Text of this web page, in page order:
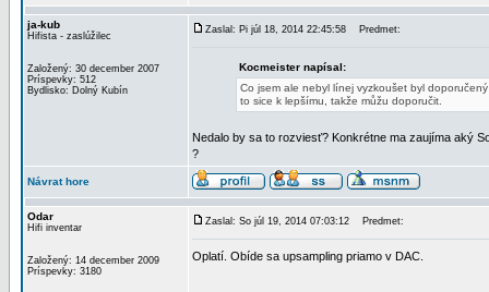
ja-kub
Hifista - zaslúžilec
Založený: 30 december 2007
Príspevky: 512
Bydlisko: Dolný Kubín
Zaslal: Pi júl 18, 2014 22:45:58 Predmet:
Kocmeister napísal:
Co jsem ale nebyl línej vyzkoušet byl
to sice k lepšímu, takže můžu doporučit.
Nedalo by sa to rozviesť? Konkrétne ma zaujíma aký
?
Návrat hore
Odar
Hifi inventar
Založený: 14 december 2009
Príspevky: 3180
Zaslal: So júl 19, 2014 07:03:12 Predmet:
Oplatí. Obíde sa upsampling priamo v DAC.